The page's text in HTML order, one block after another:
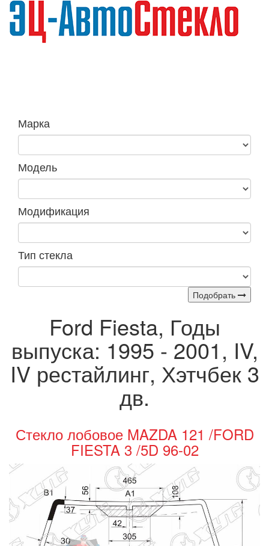
Марка
Модель
Модификация
Тип стекла
Подобрать
Ford Fiesta, Годы
выпуска: 1995 - 2001, IV,
IV рестайлинг, Хэтчбек 3
дв.
Стекло лобовое MAZDA 121 /FORD
FIESTA 3 /5D 96-02